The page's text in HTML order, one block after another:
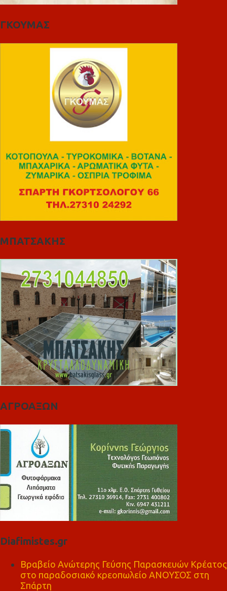
ΓΚΟΥΜΑΣ
ΜΠΑΤΣΑΚΗΣ
ΑΓΡΟΑΞΩΝ
Diafimistes.gr
Βραβείο Ανώτερης Γεύσης Παρασκευών Κρέατος
στο παραδοσιακό κρεοπωλείο ΑΝΟΥΣΟΣ στη
Σπάρτη